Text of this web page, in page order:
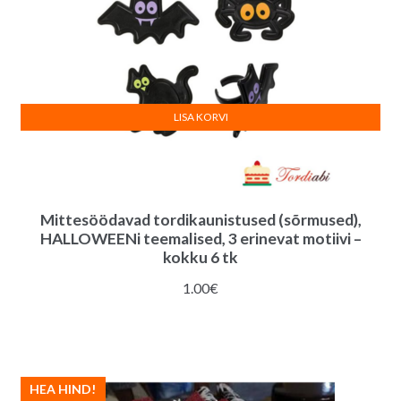
Mittesöödavad tordikaunistused (sõrmused),
HALLOWEENi teemalised, 3 erinevat motiivi –
kokku 6 tk
1.00€
LISA KORVI
HEA HIND!